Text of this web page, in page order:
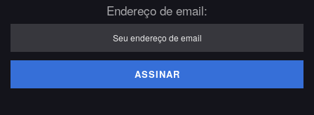
Endereço de email: